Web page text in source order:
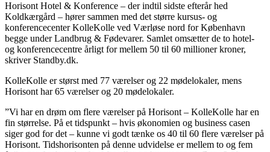
Horisont Hotel & Konference – der indtil sidste efterår hed
Koldkærgård – hører sammen med det større kursus- og
konferencecenter KolleKolle ved Værløse nord for København
begge under Landbrug & Fødevarer. Samlet omsætter de to hotel-
og konferencecentre årligt for mellem 50 til 60 millioner kroner,
skriver Standby.dk.
KolleKolle er størst med 77 værelser og 22 mødelokaler, mens
Horisont har 65 værelser og 20 mødelokaler.
”Vi har en drøm om flere værelser på Horisont – KolleKolle har en
fin størrelse. På et tidspunkt – hvis økonomien og business casen
siger god for det – kunne vi godt tænke os 40 til 60 flere værelser på
Horisont. Tidshorisonten på denne udvidelse er mellem to og fem